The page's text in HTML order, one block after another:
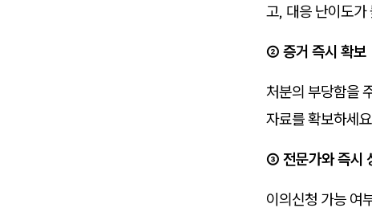
고, 대응 난이도가
② 증거 즉시 확보
처분의 부당함을
자료를 확보하세
③ 전문가와 즉시
이의신청 가능 여